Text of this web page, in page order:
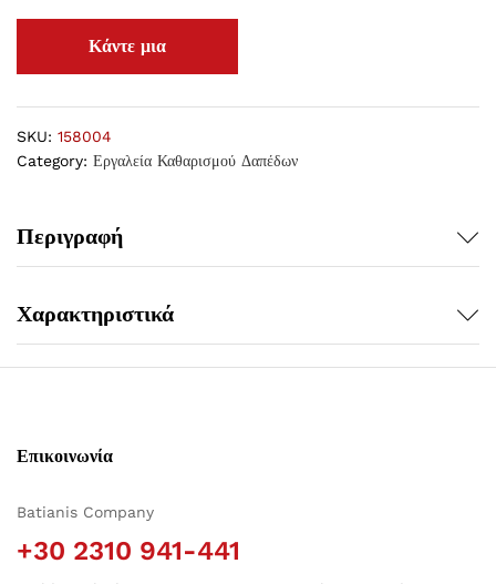
SKU: 158004
Category: Εργαλεία Καθαρισμού Δαπέδων
Περιγραφή
Χαρακτηριστικά
Επικοινωνία
Batianis Company
+30 2310 941-441